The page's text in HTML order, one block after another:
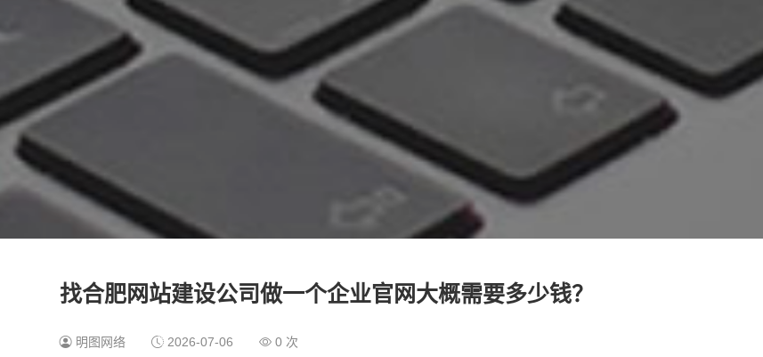
找合肥网站建设公司做一个企业官网大概需要多少钱？
明图网络 2026-07-06 0 次